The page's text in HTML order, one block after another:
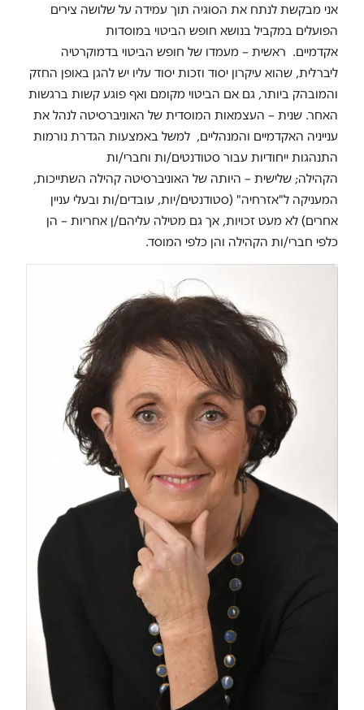
אני מבקשת לנתח את הסוגיה תוך עמידה על שלושה צירים
הפועלים במקביל בנושא חופש הביטוי במוסדות
אקדמיים. ראשית – מעמדו של חופש הביטוי בדמוקרטיה
ליברלית, שהוא עיקרון יסוד וזכות יסוד עליו יש להגן באופן החזק
והמובהק ביותר, גם אם הביטוי מקומם ואף פוגע קשות ברגשות
האחר. שנית – העצמאות המוסדית של האוניברסיטה לנהל את
ענייניה האקדמיים והמנהליים, למשל באמצעות הגדרת נורמות
התנהגות ייחודיות עבור סטודנטים/ות וחברי/ות
הקהילה; שלישית – היותה של האוניברסיטה קהילה השתייכות,
המעניקה ל"אזרחיה" (סטודנטים/יות, עובדים/ות ובעלי עניין
אחרים) לא מעט זכויות, אך גם מטילה עליהם/ן אחריות – הן
כלפי חברי/ות הקהילה והן כלפי המוסד.